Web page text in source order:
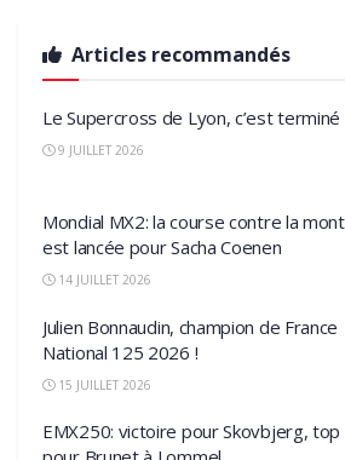
Articles recommandés
Le Supercross de Lyon, c’est terminé
9 JUILLET 2026
Mondial MX2: la course contre la
est lancée pour Sacha Coenen
14 JUILLET 2026
Julien Bonnaudin, champion de France
National 125 2026 !
15 JUILLET 2026
EMX250: victoire pour Skovbjerg, top